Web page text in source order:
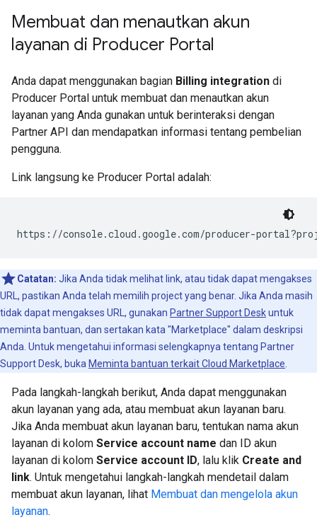
Membuat dan menautkan akun
layanan di Producer Portal
Anda dapat menggunakan bagian Billing integration di
Producer Portal untuk membuat dan menautkan akun
layanan yang Anda gunakan untuk berinteraksi dengan
Partner API dan mendapatkan informasi tentang pembelian
pengguna.
Link langsung ke Producer Portal adalah:
https://console.cloud.google.com/producer-
Catatan: Jika Anda tidak melihat link, atau tidak dapat mengakses
URL, pastikan Anda telah memilih project yang benar. Jika Anda masih
tidak dapat mengakses URL, gunakan Partner Support Deskuntuk
meminta bantuan, dan sertakan kata "Marketplace" dalam deskripsi
Anda. Untuk mengetahui informasi selengkapnya tentang Partner
Support Desk, buka Meminta bantuan terkait Cloud Marketplace
Pada langkah-langkah berikut, Anda dapat menggunakan
akun layanan yang ada, atau membuat akun layanan baru.
Jika Anda membuat akun layanan baru, tentukan nama akun
layanan di kolom Service account name dan ID akun
layanan di kolom Service account ID, lalu klik Create and
link. Untuk mengetahui langkah-langkah mendetail dalam
membuat akun layanan, lihat Membuat dan mengelola akun
layanan.